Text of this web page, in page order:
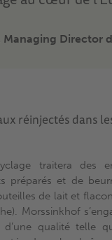
Managing Director
réinjectés dans
traitera des
préparés et de
de lait et
Morssinkhof
d’une qualité telle